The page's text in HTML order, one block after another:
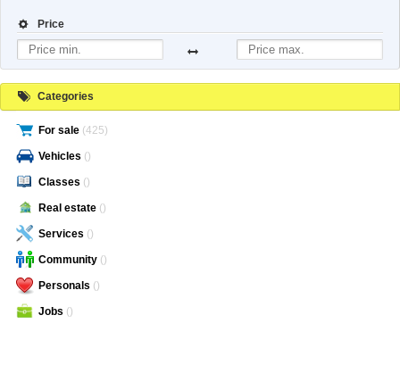
Price
Categories
For sale (425)
Vehicles ()
Classes ()
Real estate ()
Services ()
Community ()
Personals ()
Jobs ()